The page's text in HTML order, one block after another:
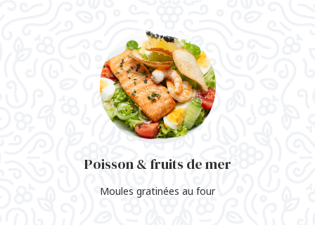
Poisson & fruits de mer
Moules gratinées au four